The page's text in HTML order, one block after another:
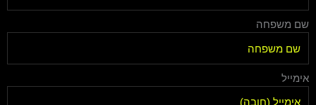
שם משפחה
אימייל